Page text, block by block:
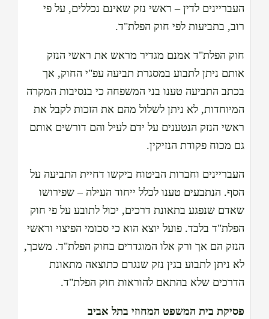
העבריינים לדין – ראשי נזק שאינם נכללים, על פי
רוב, בתביעות לפי חוק הפלת"ד.
חוק הפלת"ד אמנם מגדיר מראש את ראשי הנזק
אותם ניתן לתבוע במסגרת תביעה עפ"י החוק, אך
בכתב התביעה טענו בני המשפחה כי בנסיבות המקרה
המיוחדות, לא ניתן לשלול מהם את הזכות לקבל את
ראשי הנזק הנטענים על ידם לעיל והם דורשים אותם
גם מכוח פקודת הנזיקין.
העבריינים וחברות הביטוח ביקשו דחיית התביעה על
הסף. הנתבעים טענו לכלל ייחוד העילה – שפירושו
שאדם שנפגע בתאונת דרכים, יכול לתובע על פי חוק
הפלת"ד בלבד. פועל יוצא הוא כי סכומי הפיצוי וראשי
הנזק הם אך ורק אלו המוגדרים בחוק הפלת"ד. משכך,
לא ניתן לתבוע בגין נזק שנגרם כתוצאה מתאונת
הדרכים שלא בהתאם להוראות חוק הפלת"ד.
פסיקת בית המשפט המחוזי בתל אביב